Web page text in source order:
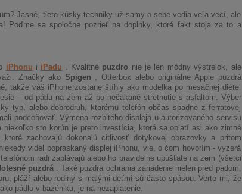
Jasné, tieto kúsky techniky už samy o sebe vedia veľa vecí, ale
Poďme sa spoločne pozrieť na doplnky, ktoré fakt stoja za to a
iPhonu i iPadu . Kvalitné puzdro nie je len módny výstrelok, ale
Značky ako Spigen , Otterbox alebo originálne Apple puzdrá
takže váš iPhone zostane štíhly ako modelka po mesačnej diéte.
– od pádu na zem až po nečakané stretnutie s asfaltom. Výber
typ, alebo dobrodruh, ktorému telefón občas spadne z ferratovej
podceňovať. Výmena rozbitého displeja u autorizovaného servisu
sto korún je preto investícia, ktorá sa oplatí asi ako zimné
ktoré zachovajú dokonalú citlivosť dotykovej obrazovky a pritom
videl popraskaný displej iPhonu, vie, o čom hovorím - vyzerá
radi zaplávajú alebo ho pravidelne upúšťate na zem (všetci
puzdrá. Také puzdrá ochránia zariadenie nielen pred pádom,
pláží alebo rodiny s malými deťmi sú často spásou. Verte mi, že
pádlo v bazéniku, je na nezaplatenie.